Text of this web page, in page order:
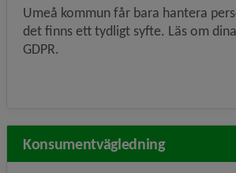
Umeå kommun får bara hantera
det finns ett tydligt syfte. Läs om
GDPR.
Konsumentvägledning